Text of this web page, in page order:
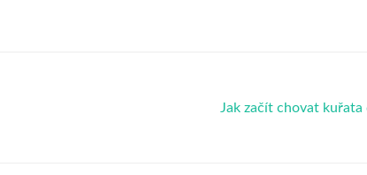
Jak začít chovat